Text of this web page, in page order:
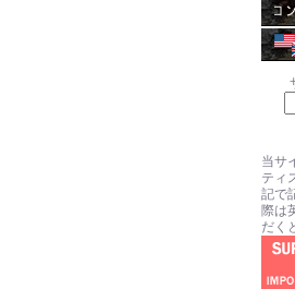
当サ
ティ
記で
際は
だく